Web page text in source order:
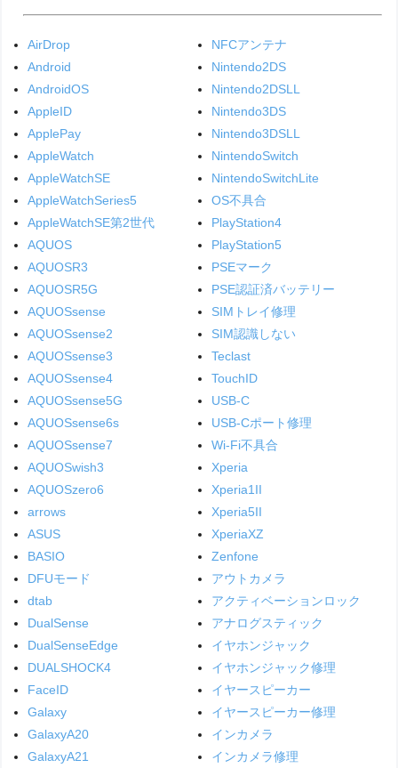
AirDrop
Android
AndroidOS
AppleID
ApplePay
AppleWatch
AppleWatchSE
AppleWatchSeries5
AppleWatchSE第2世代
AQUOS
AQUOSR3
AQUOSR5G
AQUOSsense
AQUOSsense2
AQUOSsense3
AQUOSsense4
AQUOSsense5G
AQUOSsense6s
AQUOSsense7
AQUOSwish3
AQUOSzero6
arrows
ASUS
BASIO
DFUモード
dtab
DualSense
DualSenseEdge
DUALSHOCK4
FaceID
Galaxy
GalaxyA20
GalaxyA21
NFCアンテナ
Nintendo2DS
Nintendo2DSLL
Nintendo3DS
Nintendo3DSLL
NintendoSwitch
NintendoSwitchLite
OS不具合
PlayStation4
PlayStation5
PSEマーク
PSE認証済バッテリー
SIMトレイ修理
SIM認識しない
Teclast
TouchID
USB-C
USB-Cポート修理
Wi-Fi不具合
Xperia
Xperia1II
Xperia5II
XperiaXZ
Zenfone
アウトカメラ
アクティベーションロック
アナログスティック
イヤホンジャック
イヤホンジャック修理
イヤースピーカー
イヤースピーカー修理
インカメラ
インカメラ修理